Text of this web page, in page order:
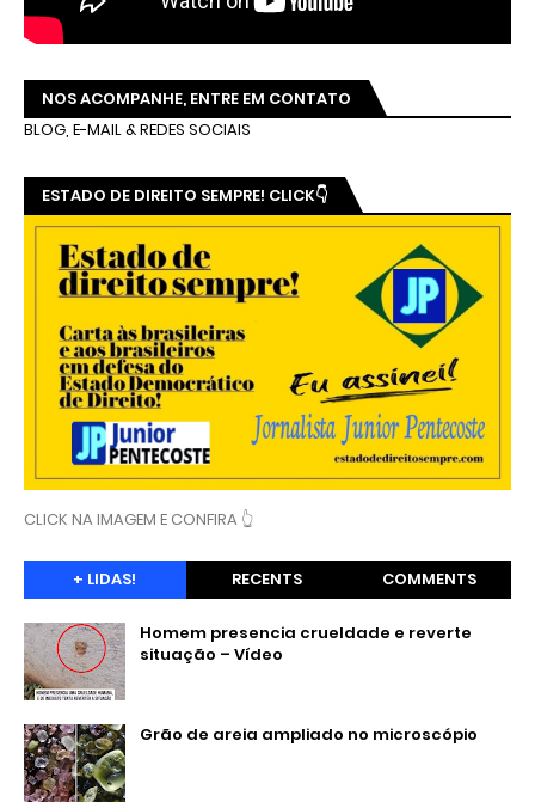
NOS ACOMPANHE, ENTRE EM CONTATO
BLOG, E-MAIL & REDES SOCIAIS
ESTADO DE DIREITO SEMPRE! CLICK👇
CLICK NA IMAGEM E CONFIRA 👆
+ LIDAS! RECENTS COMMENTS
Homem presencia crueldade e reverte
situação – Vídeo
Grão de areia ampliado no microscópio